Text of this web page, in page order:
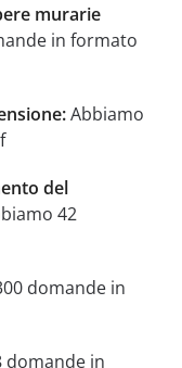
murarie
in formato
Abbiamo
del
42
domande in
domande in